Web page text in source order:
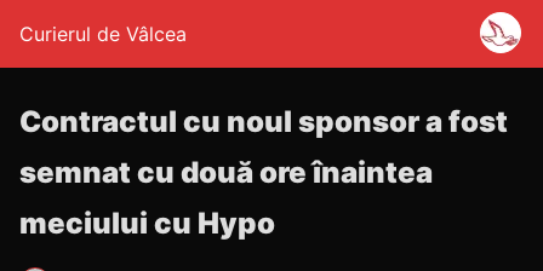
Curierul de Vâlcea
Contractul cu noul sponsor a fost
semnat cu două ore înaintea
meciului cu Hypo